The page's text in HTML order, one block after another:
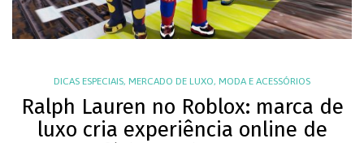
DICAS ESPECIAIS, MERCADO DE LUXO, MODA E ACESSÓRIOS
Ralph Lauren no Roblox: marca de
luxo cria experiência online de